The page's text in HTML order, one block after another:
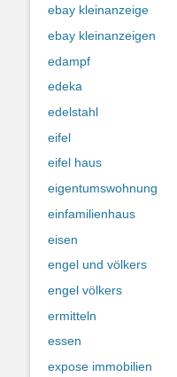
ebay kleinanzeige
ebay kleinanzeigen
edampf
edeka
edelstahl
eifel
eifel haus
eigentumswohnung
einfamilienhaus
eisen
engel und völkers
engel völkers
ermitteln
essen
expose immobilien